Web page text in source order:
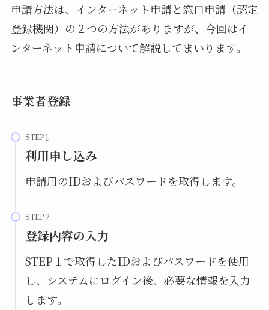
申請方法は、インターネット申請と窓口申請（認定
登録機関）の２つの方法がありますが、今回はイ
ンターネット申請について解説してまいります。
事業者登録
STEP
利用申し込み
申請用のIDおよびパスワードを取得します。
STEP
登録内容の入力
STEP１で取得したIDおよびパスワードを使用
し、システムにログイン後、必要な情報を入力
します。